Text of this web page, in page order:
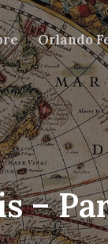
Orlando
–